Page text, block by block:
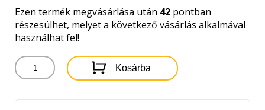
Ezen termék megvásárlása után 42 pontban
részesülhet, melyet a következő vásárlás alkalmával
használhat fel!
K1278
FILTRON
Kosárba